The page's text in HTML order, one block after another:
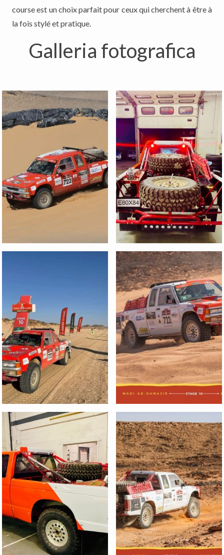
course est un choix parfait pour ceux qui cherchent à être à
la fois stylé et pratique.
Galleria fotografica